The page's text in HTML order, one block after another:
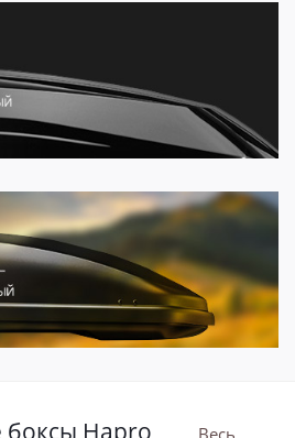
Hapro
Весь